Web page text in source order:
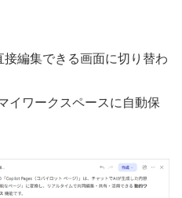
編集できる画面に切り替わ
イワークスペースに自動保